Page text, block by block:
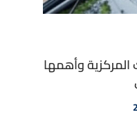
المركزية وأهمها